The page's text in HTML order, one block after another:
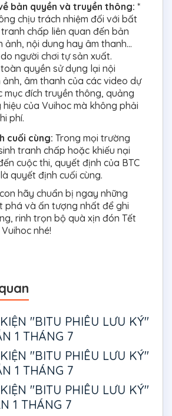
bản quyền và truyền thông: *
chịu trách nhiệm đối với bất
chấp liên quan đến bản
ảnh, nội dung hay âm thanh...
người chơi tự sản xuất.
quyền sử dụng lại nội
ảnh, âm thanh của các video dự
mục đích truyền thông, quảng
của Vuihoc mà không phải
phí.
cuối cùng: Trong mọi trường
tranh chấp hoặc khiếu nại
cuộc thi, quyết định của BTC
quyết định cuối cùng.
hãy chuẩn bị ngay những
phá và ấn tượng nhất để ghi
rinh trọn bộ quà xịn đón Tết
nhé!
"BITU PHIÊU LƯU KÝ"
1 THÁNG 7
"BITU PHIÊU LƯU KÝ"
1 THÁNG 7
"BITU PHIÊU LƯU KÝ"
1 THÁNG 7